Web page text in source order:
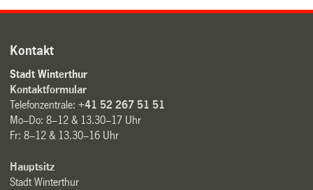
Kontakt
Stadt Winterthur
Kontaktformular
Telefonzentrale:+41 52 267 51 51
Mo–Do: 8–12 & 13.30–17 Uhr
Fr: 8–12 & 13.30–16 Uhr
Hauptsitz
Stadt Winterthur